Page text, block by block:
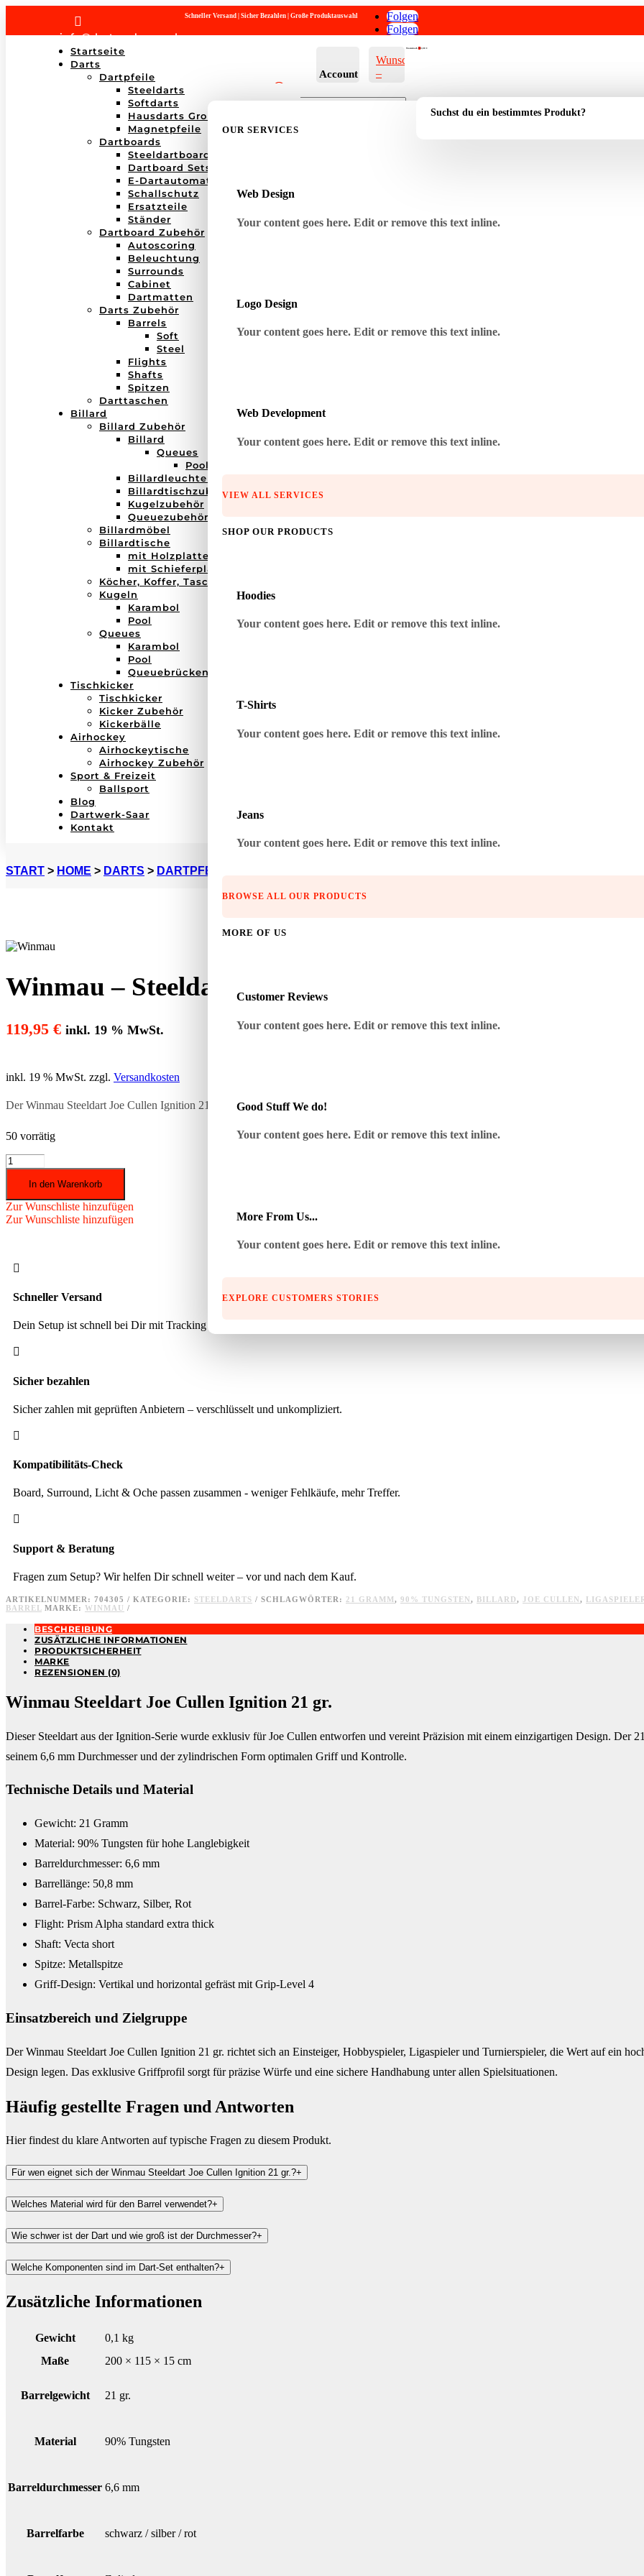

info@dartwerk-saar.de
Schneller Versand | Sicher Bezahlen | Große Produktauswahl
Folgen
Folgen
Startseite
Darts
Dartpfeile
Steeldarts
Softdarts
Hausdarts Großboxen
Magnetpfeile
Dartboards
Steeldartboards
Dartboard Sets
E-Dartautomaten
Schallschutz
Ersatzteile
Ständer
Dartboard Zubehör
Autoscoring
Beleuchtung
Surrounds
Cabinet
Dartmatten
Darts Zubehör
Barrels
Soft
Steel
Flights
Shafts
Spitzen
Darttaschen
Billard
Billard Zubehör
Billard
Queues
Pool
Billardleuchten
Billardtischzubehör
Kugelzubehör
Queuezubehör
Billardmöbel
Billardtische
mit Holzplatte
mit Schieferplatte
Köcher, Koffer, Taschen
Kugeln
Karambol
Pool
Queues
Karambol
Pool
Queuebrücken
Tischkicker
Tischkicker
Kicker Zubehör
Kickerbälle
Airhockey
Airhockeytische
Airhockey Zubehör
Sport & Freizeit
Ballsport
Blog
Dartwerk-Saar
Kontakt
search
Account
Wunschliste
–
Warenkorb 0 0,00 €
Suchst du ein bestimmtes Produkt?
OUR SERVICES
Web Design
Your content goes here. Edit or remove this text inline.
Logo Design
Your content goes here. Edit or remove this text inline.
Web Development
Your content goes here. Edit or remove this text inline.
VIEW ALL SERVICES
SHOP OUR PRODUCTS
Hoodies
Your content goes here. Edit or remove this text inline.
T-Shirts
Your content goes here. Edit or remove this text inline.
Jeans
Your content goes here. Edit or remove this text inline.
BROWSE ALL OUR PRODUCTS
MORE OF US
Customer Reviews
Your content goes here. Edit or remove this text inline.
Good Stuff We do!
Your content goes here. Edit or remove this text inline.
More From Us...
Your content goes here. Edit or remove this text inline.
EXPLORE CUSTOMERS STORIES
START > HOME > DARTS > DARTPFEILE
Winmau – Steeldart Joe Cullen Ignition 21 gr.
119,95 € inkl. 19 % MwSt.
inkl. 19 % MwSt. zzgl. Versandkosten
Der Winmau Steeldart Joe Cullen Ignition 21 gr. besticht durch sein innovatives Griffdesign und 90% Tungsten-Material. Ideal für Einsteiger
50 vorrätig
Winmau
-
Steeldart
Joe
Cullen
Ignition
Menge
In den Warenkorb
Zur Wunschliste hinzufügen
Zur Wunschliste hinzufügen

Schneller Versand
Dein Setup ist schnell bei Dir mit Tracking und sicher verpackt.

Sicher bezahlen
Sicher zahlen mit geprüften Anbietern – verschlüsselt und unkompliziert.

Kompatibilitäts-Check
Board, Surround, Licht & Oche passen zusammen - weniger Fehlkäufe, mehr Treffer.

Support & Beratung
Fragen zum Setup? Wir helfen Dir schnell weiter – vor und nach dem Kauf.
ARTIKELNUMMER: 704305 KATEGORIE: STEELDARTS SCHLAGWÖRTER: 21 GRAMM, 90% TUNGSTEN, BILLARD, JOE CULLEN,
BARREL MARKE: WINMAU
BESCHREIBUNG
ZUSÄTZLICHE INFORMATIONEN
PRODUKTSICHERHEIT
MARKE
REZENSIONEN (0)
Winmau Steeldart Joe Cullen Ignition 21 gr.
Dieser Steeldart aus der Ignition-Serie wurde exklusiv für Joe Cullen entworfen und vereint Präzision mit einem einzigartigen Design. Der
seinem 6,6 mm Durchmesser und der zylindrischen Form optimalen Griff und Kontrolle.
Technische Details und Material
Gewicht: 21 Gramm
Material: 90% Tungsten für hohe Langlebigkeit
Barreldurchmesser: 6,6 mm
Barrellänge: 50,8 mm
Barrel-Farbe: Schwarz, Silber, Rot
Flight: Prism Alpha standard extra thick
Shaft: Vecta short
Spitze: Metallspitze
Griff-Design: Vertikal und horizontal gefräst mit Grip-Level 4
Einsatzbereich und Zielgruppe
Der Winmau Steeldart Joe Cullen Ignition 21 gr. richtet sich an Einsteiger, Hobbyspieler, Ligaspieler und Turnierspieler, die Wert auf ein
Design legen. Das exklusive Griffprofil sorgt für präzise Würfe und eine sichere Handhabung unter allen Spielsituationen.
Häufig gestellte Fragen und Antworten
Hier findest du klare Antworten auf typische Fragen zu diesem Produkt.
Für wen eignet sich der Winmau Steeldart Joe Cullen Ignition 21 gr.?+
Welches Material wird für den Barrel verwendet?+
Wie schwer ist der Dart und wie groß ist der Durchmesser?+
Welche Komponenten sind im Dart-Set enthalten?+
Zusätzliche Informationen
Gewicht
0,1 kg
Maße
200 × 115 × 15 cm
Barrelgewicht 21 gr.
Material 90% Tungsten
Barreldurchmesser 6,6 mm
Barrelfarbe schwarz / silber / rot